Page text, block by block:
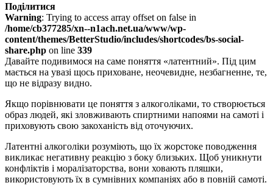
Поділитися
Warning: Trying to access array offset on false in
/home/cb377285/xn--n1ach.net.ua/www/wp-
content/themes/BetterStudio/includes/shortcodes/bs-social-
share.php on line 339
Давайте подивимося на саме поняття «латентний». Під цим
мається на увазі щось приховане, неочевидне, незбагненне, те,
що не відразу видно.
Якщо порівнювати це поняття з алкоголіками, то створюється
образ людей, які зловживають спиртними напоями на самоті і
приховують свою закоханість від оточуючих.
Латентні алкоголіки розуміють, що їх жорстоке поводження
викликає негативну реакцію з боку близьких. Щоб уникнути
конфліктів і моралізаторства, вони ховають пляшки,
використовують їх в сумнівних компаніях або в повній самоті.